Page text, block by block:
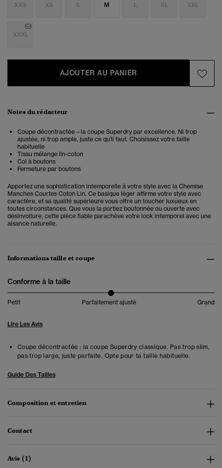
XXS XS S M L XL XXL
XXXL
AJOUTER AU PANIER
Notes du rédacteur
Coupe décontractée – la coupe Superdry par excellence. Ni trop
ajustée, ni trop ample, juste ce qu'il faut. Choisissez votre taille
habituelle
Tissu mélange lin-coton
Col à boutons
Fermeture par boutons
Apportez une sophistication intemporelle à votre style avec la Chemise
Manches Courtes Coton Lin. Ce basique léger affirme votre style avec
caractère, et sa qualité supérieure vous offre un toucher luxueux en
toutes circonstances. Que vous la portiez boutonnée ou ouverte avec
désinvolture, cette pièce fiable parachève votre look intemporel avec une
aisance naturelle.
Informations taille et coupe
Conforme à la taille
Petit Parfaitement ajusté Grand
Lire Les Avis
Coupe décontractée : la coupe Superdry classique. Pas trop slim,
pas trop large, juste parfaite. Opte pour ta taille habituelle.
Guide Des Tailles
Composition et entretien
Contact
Avis (1)